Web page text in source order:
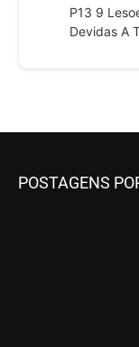
P13 9
Devidas A
POSTAGENS